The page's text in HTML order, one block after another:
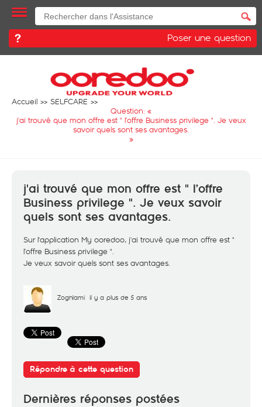
Poser une question
Accueil
SELFCARE
Question: «
j'ai trouvé que mon offre est " l’offre Business privilege ". Je veux
savoir quels sont ses avantages.
»
j'ai trouvé que mon offre est " l’offre
Business privilege ". Je veux savoir
quels sont ses avantages.
Sur l'application My ooredoo, j'ai trouvé que mon offre est "
l’offre Business privilege ".
Je veux savoir quels sont ses avantages.
Zoghlami il y a plus de 5 ans
Répondre à cette question
Dernières réponses postées